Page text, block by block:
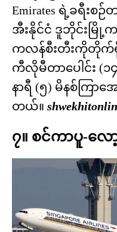
Emirates ရဲ့ခရီးစ
အီးနိုင်ငံ ဒူဘိုင်းမြို့
ကလန်စီးတီးကိုတိုက်ရို
ကီလိုမီတာပေါင်း (
နာရီ (၅) မိနစ်ကြာအ
တယ်။
၇။ စင်ကာပူ-လေ